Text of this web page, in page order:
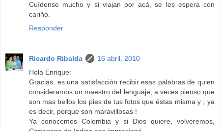
Cuídense mucho y si viajan por acá, se les espera con
cariño.
Responder
Ricardo Ribalda
16 abril, 2010
Hola Enrique:
Gracias, es una satisfacción recibir esas palabras de quien
consideramos un maestro del lenguaje, a veces pienso que
son mas bellos los pies de tus fotos que éstas misma y ¡ ya
es decir, porque son maravillosas !
Ya conocemos Colombia y si Dios quiere, volveremos,